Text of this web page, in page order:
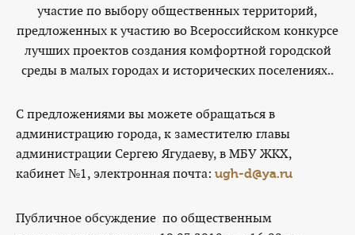
участие по выбору общественных территорий,
предложенных к участию во Всероссийском конкурсе
лучших проектов создания комфортной городской
среды в малых городах и исторических поселениях..
С предложениями вы можете обращаться в
администрацию города, к заместителю главы
администрации Сергею Ягудаеву, в МБУ ЖКХ,
кабинет №1, электронная почта: ugh-d@ya.ru
Публичное обсуждение по общественным